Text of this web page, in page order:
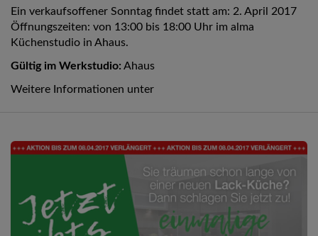
Ein verkaufsoffener Sonntag findet statt am: 2. April 2017
Öffnungszeiten: von 13:00 bis 18:00 Uhr im alma
Küchenstudio in Ahaus.
Gültig im Werkstudio: Ahaus
Weitere Informationen unter